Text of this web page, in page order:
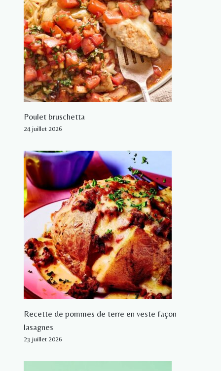
Poulet bruschetta
24 juillet 2026
Recette de pommes de terre en veste façon
lasagnes
23 juillet 2026